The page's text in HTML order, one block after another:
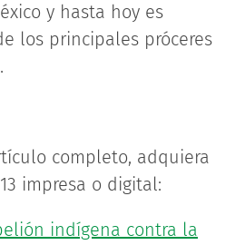
y hasta hoy es
los principales próceres
completo, adquiera
impresa o digital:
indígena contra la